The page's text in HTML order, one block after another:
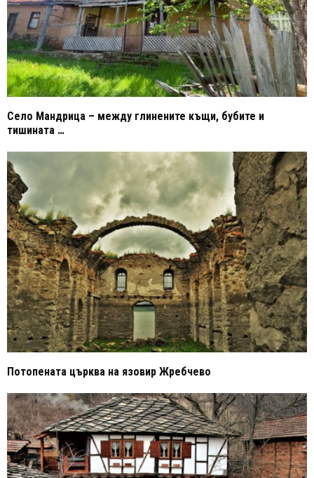
Село Мандрица – между глинените къщи, бубите и
тишината …
Потопената църква на язовир Жребчево